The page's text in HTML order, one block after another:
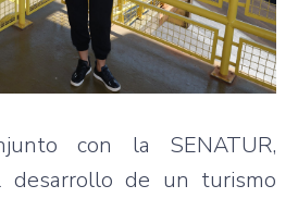
con la SENATUR,
desarrollo de un turismo